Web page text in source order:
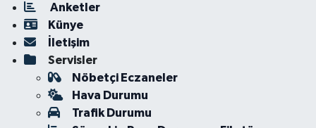
Anketler
Künye
İletişim
Servisler
Nöbetçi Eczaneler
Hava Durumu
Trafik Durumu